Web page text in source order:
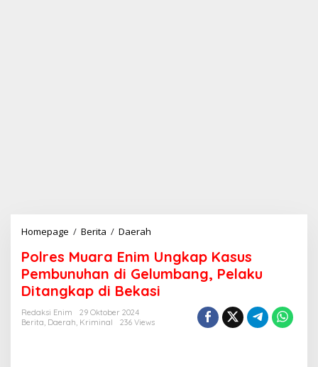
Homepage / Berita / Daerah
r
e
s
u
Polres Muara Enim Ungkap Kasus
Pembunuhan di Gelumbang, Pelaku
Ditangkap di Bekasi
Redaksi Enim
29 Oktober 2024
Berita, Daerah, Kriminal 236 Views